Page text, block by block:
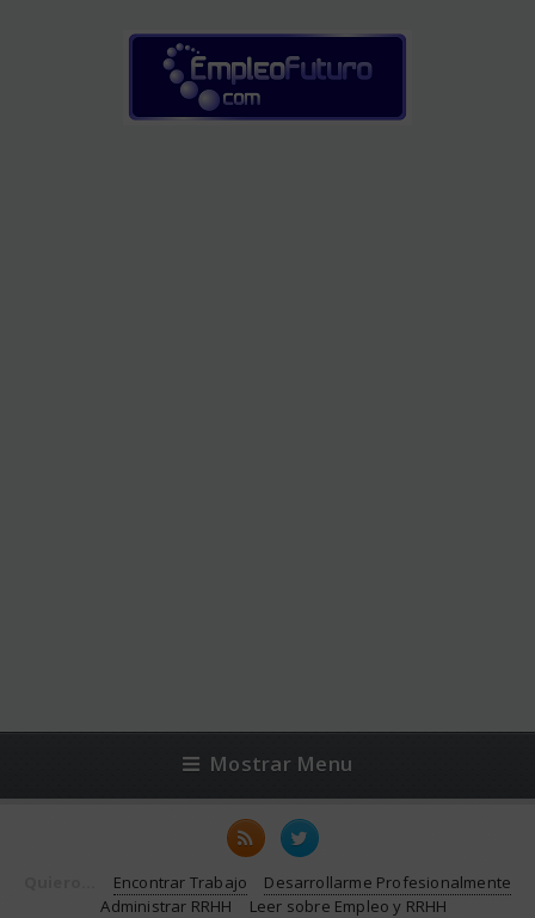
Mostrar Menu
Encontrar Trabajo
Desarrollarme Profesionalmente
Administrar RRHH
Leer sobre Empleo y RRHH